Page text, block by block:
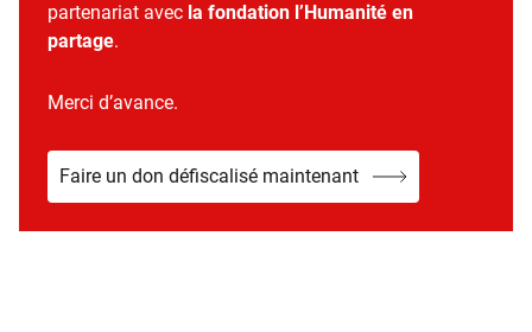
partenariat avec la fondation l’Humanité en
partage.
Merci d’avance.
Faire un don défiscalisé maintenant